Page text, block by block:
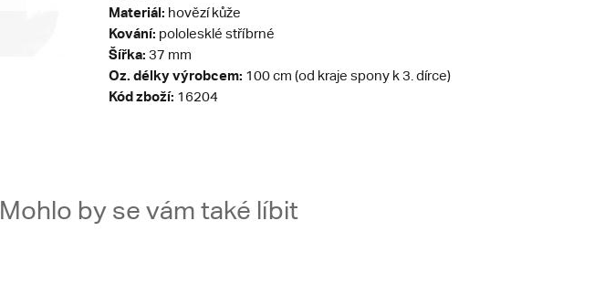
Materiál: hovězí kůže
Kování: pololesklé stříbrné
Šířka: 37 mm
Oz. délky výrobcem: 100 cm (od kraje spony k 3. dírce)
Kód zboží: 16204
Mohlo by se vám také líbit